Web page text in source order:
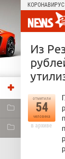
КОРОНАВИРУС
Из
отметили
54
человека
в архиве